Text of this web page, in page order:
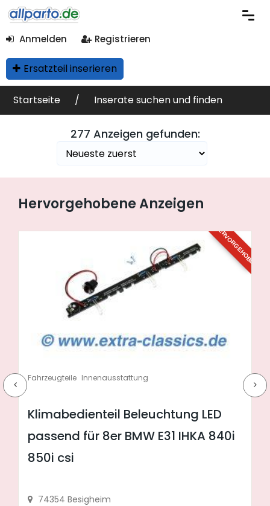
Anmelden Registrieren
Ersatzteil inserieren
Startseite Inserate suchen und finden
277 Anzeigen gefunden:
Suchfilter
Anzeigensuche
Fahrzeugteile(281)
Hervorgehobene Anzeigen
HERVORGEHOBEN
Fahrzeugteile Fahrwerk & Lenkung
ABS-Sensor vorne für 5er BMW E28
34521154044 Impulsgeber
Vorderachse
74354 Besigheim